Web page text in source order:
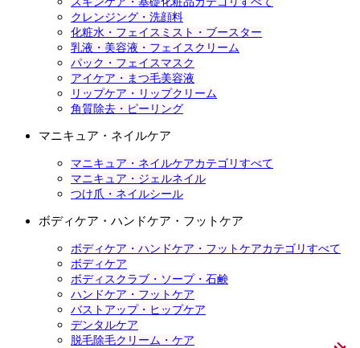
クレンジング・洗顔料
化粧水・フェイスミスト・ブースター
乳液・美容液・フェイスクリーム
パック・フェイスマスク
アイケア・まつ毛美容液
リップケア・リップクリーム
角質除去・ピーリング
マニキュア・ネイルケア
マニキュア・ネイルケアカテゴリすべて
マニキュア・ジェルネイル
つけ爪・ネイルシール
ボディケア・ハンドケア・フットケア
ボディケア・ハンドケア・フットケアカテゴリすべて
ボディケア
ボディスクラブ・ソープ・石鹸
ハンドケア・フットケア
バストアップ・ヒップケア
デンタルケア
脱毛除毛クリーム・ケア